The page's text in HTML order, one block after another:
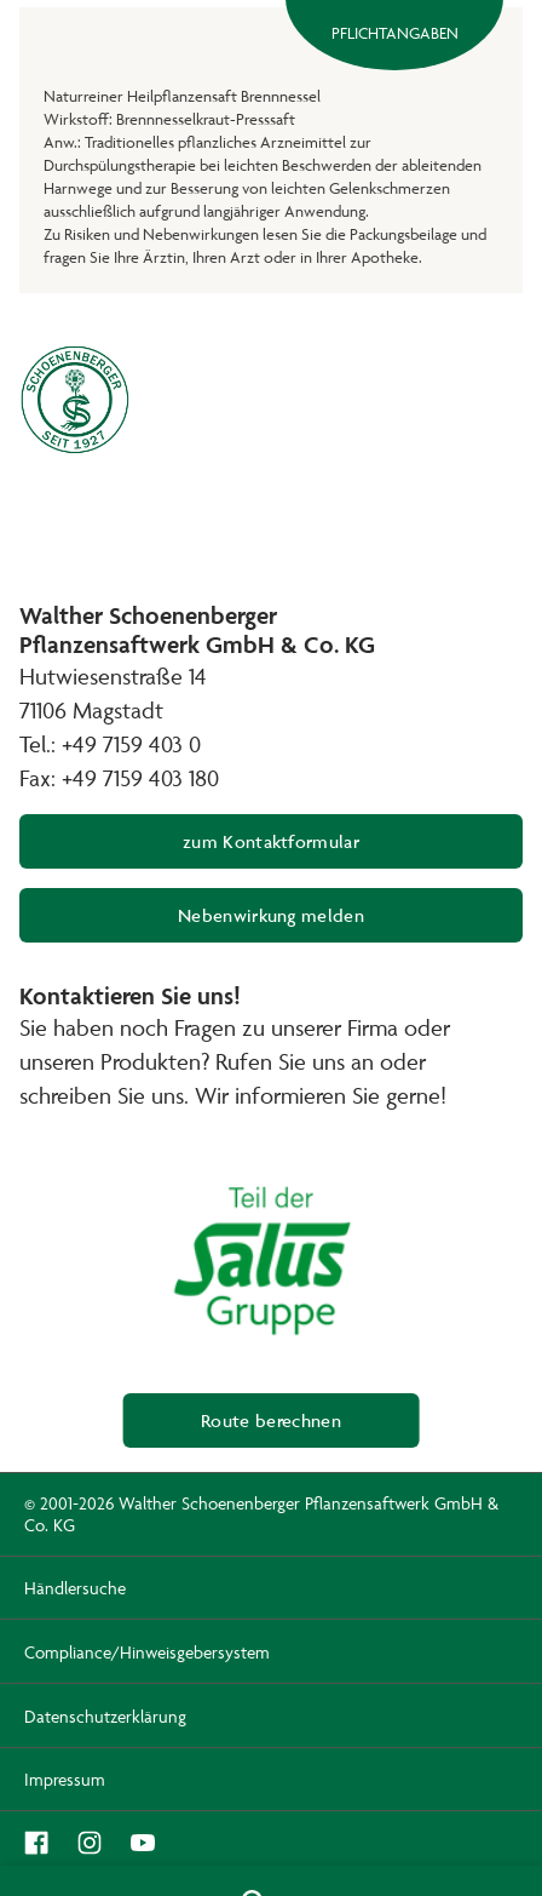
PFLICHTANGABEN
Naturreiner Heilpflanzensaft Brennnessel
Wirkstoff: Brennnesselkraut-Presssaft
Anw.: Traditionelles pflanzliches Arzneimittel zur
Durchspülungstherapie bei leichten Beschwerden der ableitenden
Harnwege und zur Besserung von leichten Gelenkschmerzen
ausschließlich aufgrund langjähriger Anwendung.
Zu Risiken und Nebenwirkungen lesen Sie die Packungsbeilage und
fragen Sie Ihre Ärztin, Ihren Arzt oder in Ihrer Apotheke.
Walther Schoenenberger
Pflanzensaftwerk GmbH & Co. KG
Hutwiesenstraße 14
71106 Magstadt
Tel.: +49 7159 403 0
Fax: +49 7159 403 180
zum Kontaktformular
Nebenwirkung melden
(Öffnet in neuem Fenster)
Kontaktieren Sie uns!
Sie haben noch Fragen zu unserer Firma oder
unseren Produkten? Rufen Sie uns an oder
schreiben Sie uns. Wir informieren Sie gerne!
Route berechnen
© 2001-2026 Walther Schoenenberger Pflanzensaftwerk GmbH &
Co. KG
Händlersuche
Compliance/Hinweisgebersystem
Datenschutzerklärung
Impressum